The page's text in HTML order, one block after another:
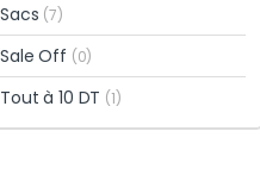
Sacs (7)
Sale Off (0)
Tout à 10 DT (1)